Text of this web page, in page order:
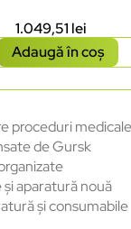
1.049,51 lei
Adaugă în coș
proceduri medicale
de Gursk
aparatură nouă
și consumabile